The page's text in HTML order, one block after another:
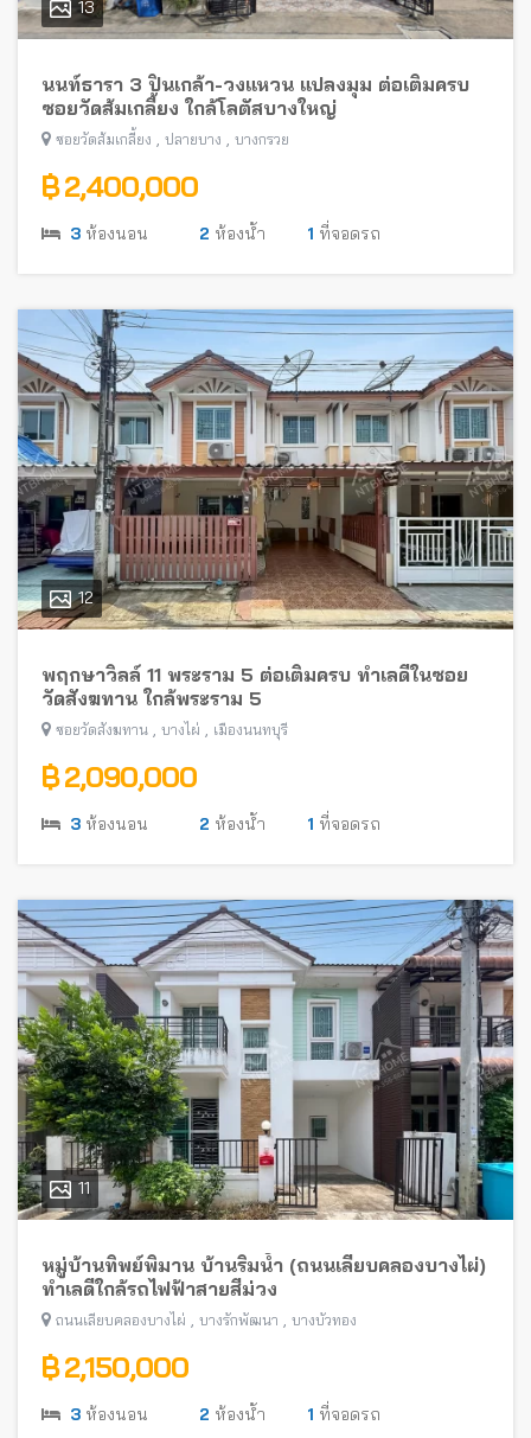
13
นนท์ธารา 3 ปิ่นเกล้า-วงแหวน แปลงมุม ต่อเติมครบ
ซอยวัดส้มเกลี้ยง ใกล้โลตัสบางใหญ่
ซอยวัดส้มเกลี้ยง , ปลายบาง , บางกรวย
฿ 2,400,000
3 ห้องนอน 2 ห้องน้ำ 1 ที่จอดรถ
12
พฤกษาวิลล์ 11 พระราม 5 ต่อเติมครบ ทำเลดีในซอย
วัดสังฆทาน ใกล้พระราม 5
ซอยวัดสังฆทาน บางไผ่ เมืองนนทบุรี
฿ 2,090,000
3 ห้องนอน 2 ห้องน้ำ 1 ที่จอดรถ
11
หมู่บ้านทิพย์พิมาน บ้านริมน้ำ (ถนนเลียบคลองบางไผ่)
ทำเลดีใกล้รถไฟฟ้าสายสีม่วง
ถนนเลียบคลองบางไผ่ บางรักพัฒนา บางบัวทอง
฿ 2,150,000
3 ห้องนอน 2 ห้องน้ำ 1 ที่จอดรถ